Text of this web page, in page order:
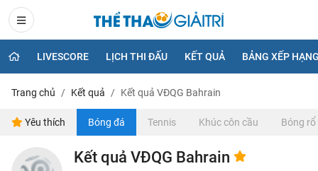
LIVESCORE LỊCH THI ĐẤU KẾT QUẢ BẢNG XẾP
Trang chủ Kết quả Kết quả VĐQG Bahrain
Yêu thích Bóng đá Tennis Khúc côn cầu Bóng rổ
Kết quả VĐQG Bahrain